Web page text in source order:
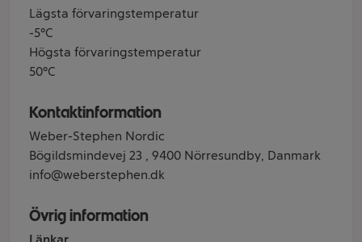
Lägsta förvaringstemperatur
-5°C
Högsta förvaringstemperatur
50°C
Kontaktinformation
Weber-Stephen Nordic
Bögildsmindevej 23 , 9400 Nörresundby, Danmark
info@weberstephen.dk
Övrig information